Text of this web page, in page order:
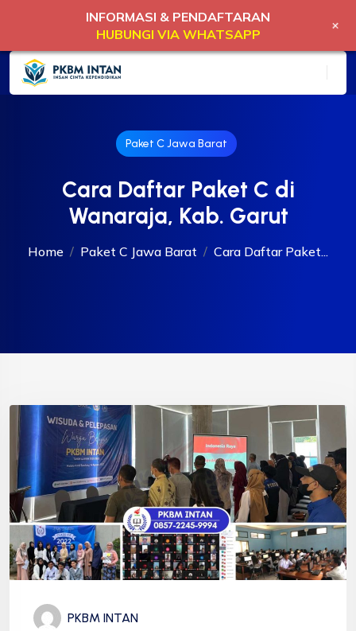
Paket C Jawa Barat
Cara Daftar Paket C di
Wanaraja, Kab. Garut
Home Paket C Jawa Barat Cara Daftar Paket...
PKBM INTAN
INFORMASI & PENDAFTARAN
HUBUNGI VIA WHATSAPP
+